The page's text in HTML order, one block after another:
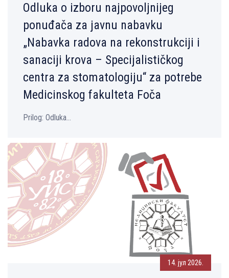
Odluka o izboru najpovoljnijeg
ponuđača za javnu nabavku
„Nabavka radova na rekonstrukciji i
sanaciji krova – Specijalističkog
centra za stomatologiju“ za potrebe
Medicinskog fakulteta Foča
Prilog: Odluka...
14. јул 2026.